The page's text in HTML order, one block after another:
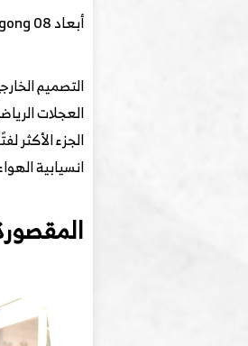
أبعاد Hongqi Tiangong 08 هي الطول 4925 ملم، العرض 1950 ملم، الارتفاع 1680 ملم، وقاعدة العجلات 3000 ملم.
العجلات
الجزء الأكثر
انسيابية